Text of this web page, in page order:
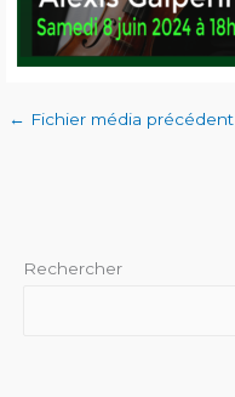
← Fichier média précédent
Rechercher